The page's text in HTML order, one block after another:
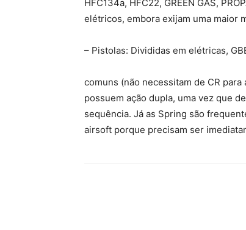
HFC134a, HFC22, GREEN GÁS,
elétricos, embora exijam uma maior
– Pistolas: Divididas em elétricas,
comuns (não necessitam de CR
possuem ação dupla, uma vez que
sequência. Já as Spring são
airsoft porque precisam ser